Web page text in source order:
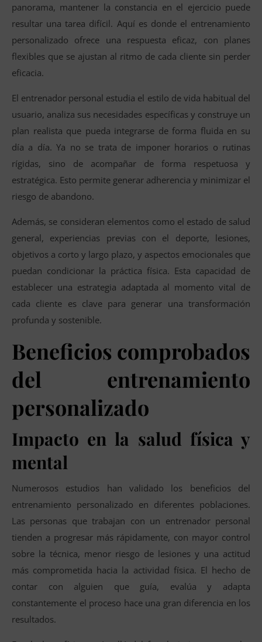
panorama, mantener la constancia en el ejercicio puede
resultar una tarea difícil. Aquí es donde el entrenamiento
personalizado ofrece una respuesta eficaz, con planes
flexibles que se ajustan al ritmo de cada cliente sin perder
eficacia.
El entrenador personal estudia el estilo de vida habitual del
usuario, analiza sus necesidades específicas y construye un
plan realista que pueda integrarse de forma fluida en su
día a día. Ya no se trata de imponer horarios o rutinas
rígidas, sino de acompañar de forma respetuosa y
estratégica. Esto permite generar adherencia y minimizar el
riesgo de abandono.
Además, se consideran elementos como el estado de salud
general, experiencias previas con el deporte, lesiones,
objetivos a corto y largo plazo, y aspectos emocionales que
puedan condicionar la práctica física. Esta capacidad de
establecer una estrategia adaptada al momento vital de
cada cliente es clave para generar una transformación
profunda y sostenible.
Beneficios comprobados
del entrenamiento
personalizado
Impacto en la salud física y
mental
Numerosos estudios han validado los beneficios del
entrenamiento personalizado en diferentes poblaciones.
Las personas que trabajan con un entrenador personal
tienden a progresar más rápidamente, con mayor control
sobre la técnica, menor riesgo de lesiones y una actitud
más comprometida hacia la actividad física. El hecho de
contar con alguien que guía, evalúa y adapta
constantemente el proceso hace una gran diferencia en los
resultados.